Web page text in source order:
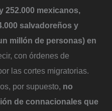
252.000 mexicanos,
salvadoreños y
millón de personas) en
con órdenes de
las cortes migratorias.
por supuesto, no
de connacionales que